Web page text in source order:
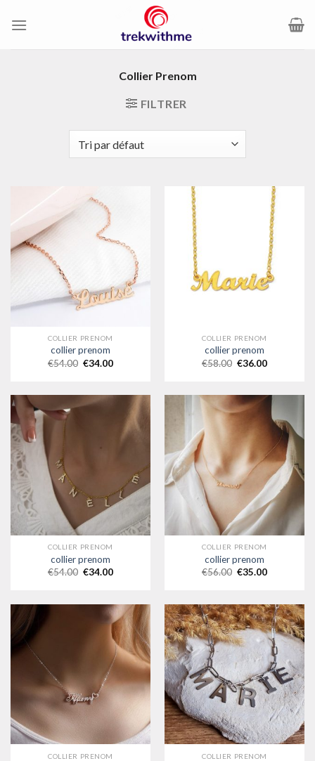
Collier Prenom
FILTRER
COLLIER PRENOM
collier prenom
€54.00 €34.00
COLLIER PRENOM
collier prenom
€58.00 €36.00
COLLIER PRENOM
collier prenom
€54.00 €34.00
COLLIER PRENOM
collier prenom
€56.00 €35.00
COLLIER PRENOM COLLIER PRENOM